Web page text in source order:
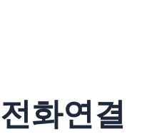
전화연결